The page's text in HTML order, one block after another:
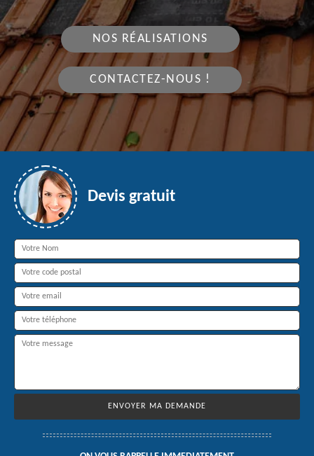
NOS RÉALISATIONS
CONTACTEZ-NOUS !
Devis gratuit